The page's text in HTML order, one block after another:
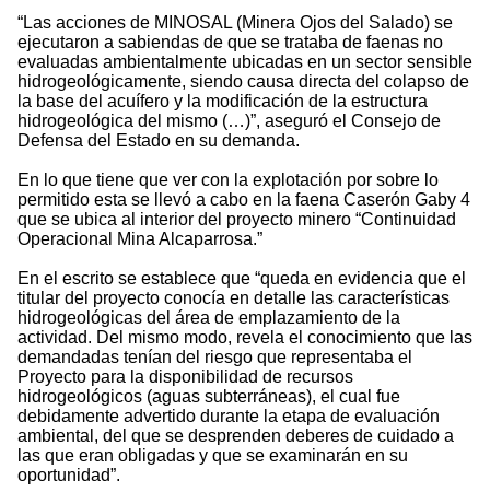
“Las acciones de MINOSAL (Minera Ojos del Salado) se
ejecutaron a sabiendas de que se trataba de faenas no
evaluadas ambientalmente ubicadas en un sector sensible
hidrogeológicamente, siendo causa directa del colapso de
la base del acuífero y la modificación de la estructura
hidrogeológica del mismo (…)”, aseguró el Consejo de
Defensa del Estado en su demanda.
En lo que tiene que ver con la explotación por sobre lo
permitido esta se llevó a cabo en la faena Caserón Gaby 4
que se ubica al interior del proyecto minero “Continuidad
Operacional Mina Alcaparrosa.”
En el escrito se establece que “queda en evidencia que el
titular del proyecto conocía en detalle las características
hidrogeológicas del área de emplazamiento de la
actividad. Del mismo modo, revela el conocimiento que las
demandadas tenían del riesgo que representaba el
Proyecto para la disponibilidad de recursos
hidrogeológicos (aguas subterráneas), el cual fue
debidamente advertido durante la etapa de evaluación
ambiental, del que se desprenden deberes de cuidado a
las que eran obligadas y que se examinarán en su
oportunidad”.